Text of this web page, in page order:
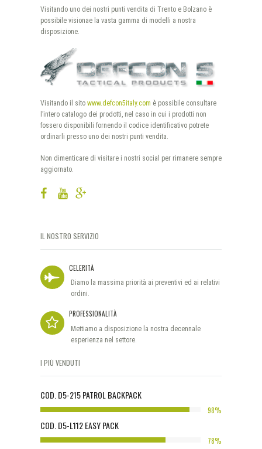
Visitando uno dei nostri punti vendita di Trento e Bolzano è
possibile visionae la vasta gamma di modelli a nostra
disposizione.
Visitando il sito www.defcon5italy.com è possibile consultare
l’intero catalogo dei prodotti, nel caso in cui i prodotti non
fossero disponibili fornendo il codice identificativo potrete
ordinarli presso uno dei nostri punti vendita.
Non dimenticare di visitare i nostri social per rimanere sempre
aggiornato.
IL NOSTRO SERVIZIO
CELERITÀ
Diamo la massima priorità ai preventivi ed ai relativi
ordini.
PROFESSIONALITÀ
Mettiamo a disposizione la nostra decennale
esperienza nel settore.
I PIÙ VENDUTI
COD. D5-215 PATROL BACKPACK
98%
COD. D5-L112 EASY PACK
78%